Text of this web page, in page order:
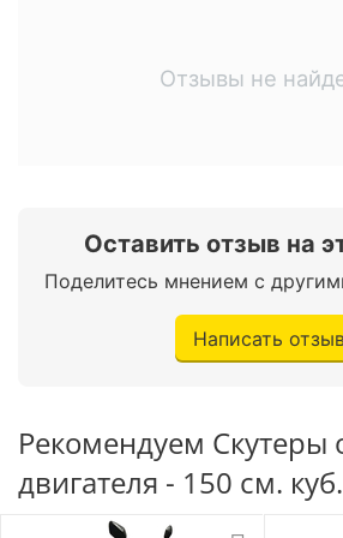
мощность
7500
Запуск двигателя
Модель двигателя
Ходовая часть
Передняя подвеска
Отзывы не
Оставить отзыв на
Поделитесь мнением с
Написать отзыв
Рекомендуем
двигателя - 150 см. куб.